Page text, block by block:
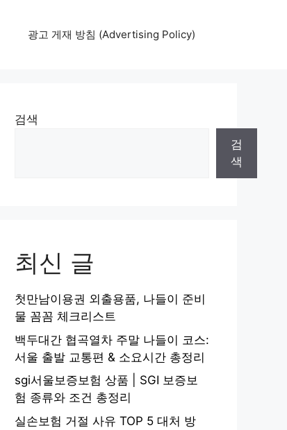
광고 게재 방침 (Advertising Policy)
검색
검
색
최신 글
첫만남이용권 외출용품, 나들이 준비
물 꼼꼼 체크리스트
백두대간 협곡열차 주말 나들이 코스:
서울 출발 교통편 & 소요시간 총정리
sgi서울보증보험 상품 | SGI 보증보
험 종류와 조건 총정리
실손보험 거절 사유 TOP 5 대처 방